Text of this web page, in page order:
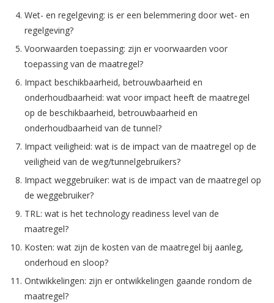
Wet- en regelgeving: is er een belemmering door wet- en
regelgeving?
Voorwaarden toepassing: zijn er voorwaarden voor
toepassing van de maatregel?
Impact beschikbaarheid, betrouwbaarheid en
onderhoudbaarheid: wat voor impact heeft de maatregel
op de beschikbaarheid, betrouwbaarheid en
onderhoudbaarheid van de tunnel?
Impact veiligheid: wat is de impact van de maatregel op de
veiligheid van de weg/tunnelgebruikers?
Impact weggebruiker: wat is de impact van de maatregel op
de weggebruiker?
TRL: wat is het technology readiness level van de
maatregel?
Kosten: wat zijn de kosten van de maatregel bij aanleg,
onderhoud en sloop?
Ontwikkelingen: zijn er ontwikkelingen gaande rondom de
maatregel?